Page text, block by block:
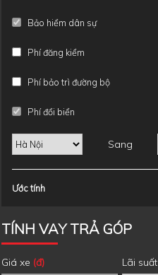
Bảo hiểm dân sự
Phí đăng kiểm
Phí bảo trì đường bộ
Phí đổi biển
Sang
Ước tính
TÍNH VAY TRẢ GÓP
Giá xe (đ) Lãi suất